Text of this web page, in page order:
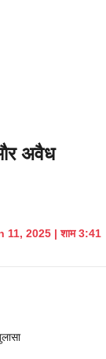
और अवैध
11, 2025 | शाम 3:41